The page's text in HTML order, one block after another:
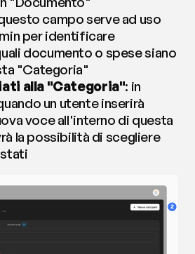
campo serve ad uso
per identificare
documento o spese siano
"Categoria"
alla "Categoria": in
un utente inserirà
voce all'interno di questa
la possibilità di scegliere